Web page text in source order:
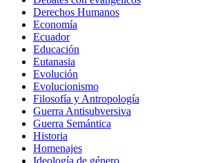
Derechos Humanos
Economía
Ecuador
Educación
Eutanasia
Evolución
Evolucionismo
Filosofía y Antropología
Guerra Antisubversiva
Guerra Semántica
Historia
Homenajes
Ideología de género